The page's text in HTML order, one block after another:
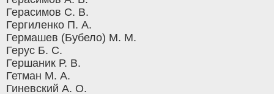
Герасимов С. В.
Гергиленко П. А.
Гермашев (Бубело) М. М.
Герус Б. С.
Гершаник Р. В.
Гетман М. А.
Гиневский А. О.